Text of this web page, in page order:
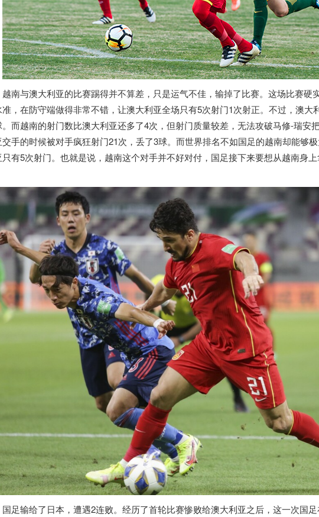
越南与澳大利亚的比赛踢得并不算差，只是运气不佳，输掉了比赛。这场比赛硬
，在防守端做得非常不错，让澳大利亚全场只有5次射门1次射正。不过，澳大
。而越南的射门数比澳大利亚还多了4次，但射门质量较差，无法攻破马修-瑞安
手的时候被对手疯狂射门21次，丢了3球。而世界排名不如国足的越南却能够
有5次射门。也就是说， 越南这个对手并不好对付，国足接下来要想从越南身上
国足输给了日本，遭遇2连败。经历了首轮比赛惨败给澳大利亚之后，这一次国